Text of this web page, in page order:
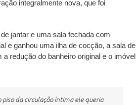
integralmente nova, que foi
jantar e uma sala fechada com
e ganhou uma ilha de cocção, a sala de
redução do banheiro original e o imóvel
da circulação íntima ele queria